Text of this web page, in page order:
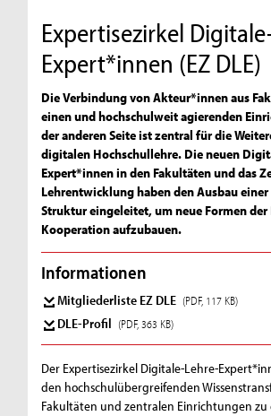
Expertisezirkel
Expert*innen (EZ DLE)
Die Verbindung von Akteur*innen aus
einen und hochschulweit agierenden
der anderen Seite ist zentral für die
digitalen Hochschullehre. Die neuen
Expert*innen in den Fakultäten und das
Lehrentwicklung haben den Ausbau
Struktur eingeleitet, um neue Formen
Kooperation aufzubauen.
Informationen
Mitgliederliste EZ DLE (PDF, 117 KB)
DLE-Profil (PDF, 363 KB)
Der Expertisezirkel Digitale-Lehre-
den hochschulübergreifenden
Fakultäten und zentralen Einrichtungen zu